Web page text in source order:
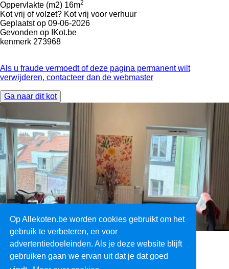
Op Allekoten.be worden cookies gebruikt om het
gebruik te verbeteren, en voor
advertentiedoeleinden. Als je deze website blijft
gebruiken gaan we ervan uit dat je dat goed
Oppervlakte (m2) 16m2
Kot vrij of volzet? Kot vrij voor verhuur
Geplaatst op 09-06-2026
Gevonden op IKot.be
kenmerk 273968
Als u fraude vermoedt of deze pagina permanent wilt
verwijderen, contacteer dan de webmaster
Ga naar dit kot
Over ons
Voorwaarden